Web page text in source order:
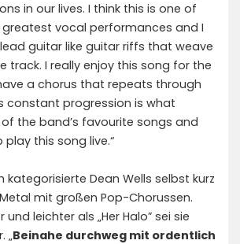
in our lives. I think this is one of
greatest vocal performances and I
guitar like guitar riffs that weave
track. I really enjoy this song for the
a chorus that repeats through
constant progression is what
the band’s favourite songs and
this song live.“
kategorisierte Dean Wells selbst kurz
mit großen Pop-Chorussen.
und leichter als „Her Halo” sei sie
„Beinahe durchweg mit ordentlich